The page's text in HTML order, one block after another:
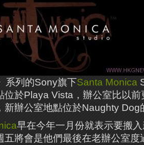
系列的Sony旗下Santa Monica
位於Playa Vista，辦公室比以
新辦公室地點位於Naughty Dog
早在今年一月份就表示要搬
五將會是他們最後在老辦公室度